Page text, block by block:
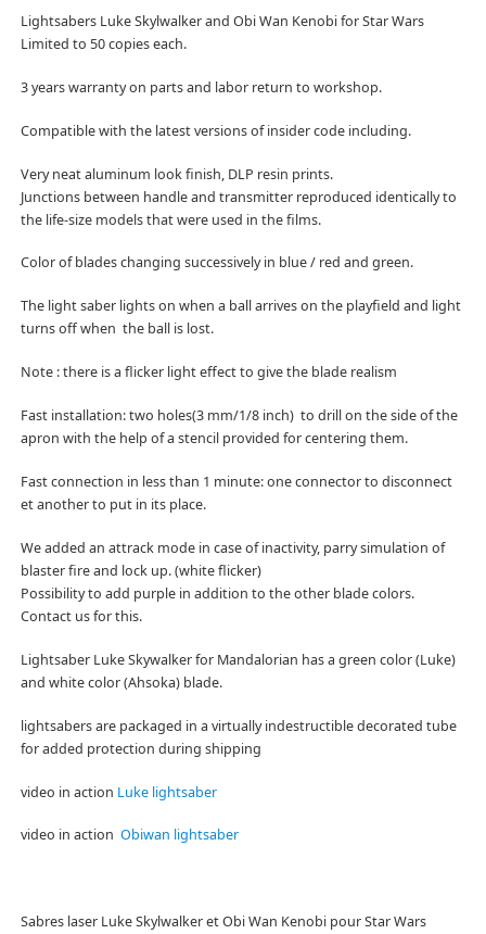
Lightsabers Luke Skylwalker and Obi Wan Kenobi for Star Wars
Limited to 50 copies each.
3 years warranty on parts and labor return to workshop.
Compatible with the latest versions of insider code including.
Very neat aluminum look finish, DLP resin prints.
Junctions between handle and transmitter reproduced identically to
the life-size models that were used in the films.
Color of blades changing successively in blue / red and green.
The light saber lights on when a ball arrives on the playfield and light
turns off when the ball is lost.
Note : there is a flicker light effect to give the blade realism
Fast installation: two holes(3 mm/1/8 inch) to drill on the side of the
apron with the help of a stencil provided for centering them.
Fast connection in less than 1 minute: one connector to disconnect
et another to put in its place.
We added an attrack mode in case of inactivity, parry simulation of
blaster fire and lock up. (white flicker)
Possibility to add purple in addition to the other blade colors.
Contact us for this.
Lightsaber Luke Skywalker for Mandalorian has a green color (Luke)
and white color (Ahsoka) blade.
lightsabers are packaged in a virtually indestructible decorated tube
for added protection during shipping
video in action Luke lightsaber
video in action Obiwan lightsaber
Sabres laser Luke Skylwalker et Obi Wan Kenobi pour Star Wars